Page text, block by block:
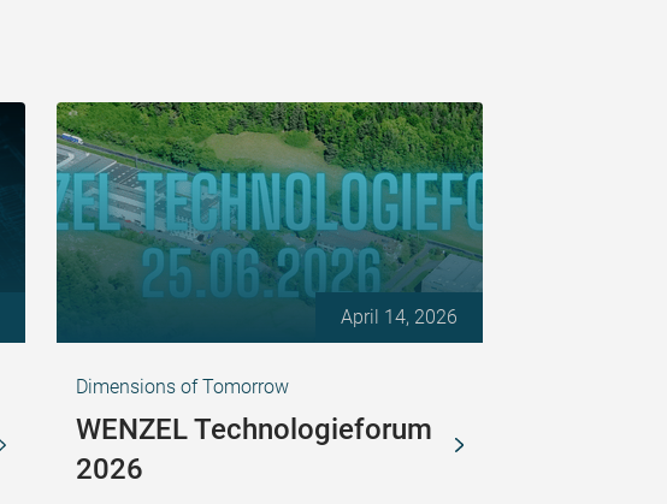
April 14, 2026
Dimensions of Tomorrow
WENZEL Technologieforum
2026